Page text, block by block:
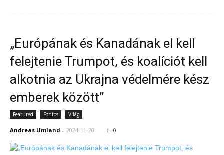
„Európának és Kanadának el kell
felejtenie Trumpot, és koalíciót kell
alkotnia az Ukrajna védelmére kész
emberek között”
Featured Fontos Világ
Andreas Umland - 2024-11-20 0